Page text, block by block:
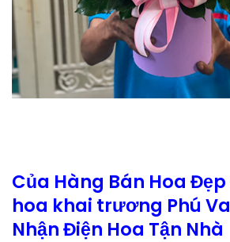
Của Hàng Bán Hoa
hoa khai trương Phú
Nhận Điện Hoa Tận Nhà